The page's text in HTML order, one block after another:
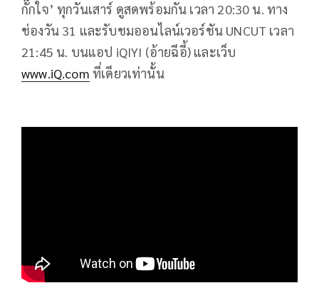
กั๊กใจ’ ทุกวันเสาร์ ดูสดพร้อมกัน เวลา 20:30 น. ทาง
ช่องวัน 31 และรับชมออนไลน์เวอร์ชัน UNCUT เวลา
21:45 น. บนแอป iQIYI (อ้ายฉีอี้) และเว็บ
www.iQ.com ที่เดียวเท่านั้น